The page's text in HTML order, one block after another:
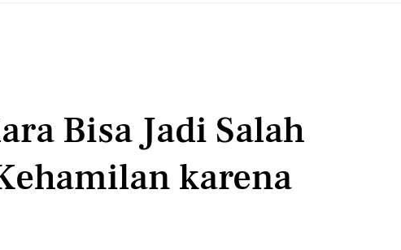
Bisa Jadi Salah
karena